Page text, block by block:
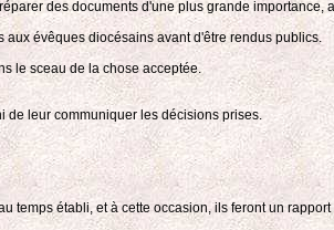
des documents d'une plus grande importance,
évêques diocésains avant d'être rendus publics.
le sceau de la chose acceptée.
de leur communiquer les décisions prises.
établi, et à cette occasion, ils feront un